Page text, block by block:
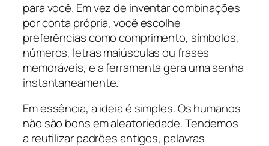
para você. Em vez de inventar combinações
por conta própria, você escolhe
preferências como comprimento, símbolos,
números, letras maiúsculas ou frases
memoráveis, e a ferramenta gera uma senha
instantaneamente.
Em essência, a ideia é simples. Os humanos
não são bons em aleatoriedade. Tendemos
a reutilizar padrões antigos, palavras